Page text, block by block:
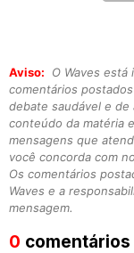
Aviso:
O Waves está
comentários
debate saudável e
conteúdo da matéria
mensagens que
você concorda com
Os comentários
Waves e a
mensagem.
0 comentários